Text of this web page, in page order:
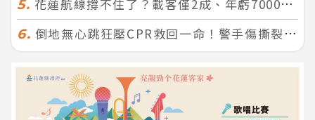
5. 花蓮航線撐不住了？載客僅2成、年虧7000萬 華信喊：真的快飛不下去
6. 倒地無心跳狂壓CPR救回一命！警手傷撕裂仍不放手 竟救到藝人何篤霖哥哥